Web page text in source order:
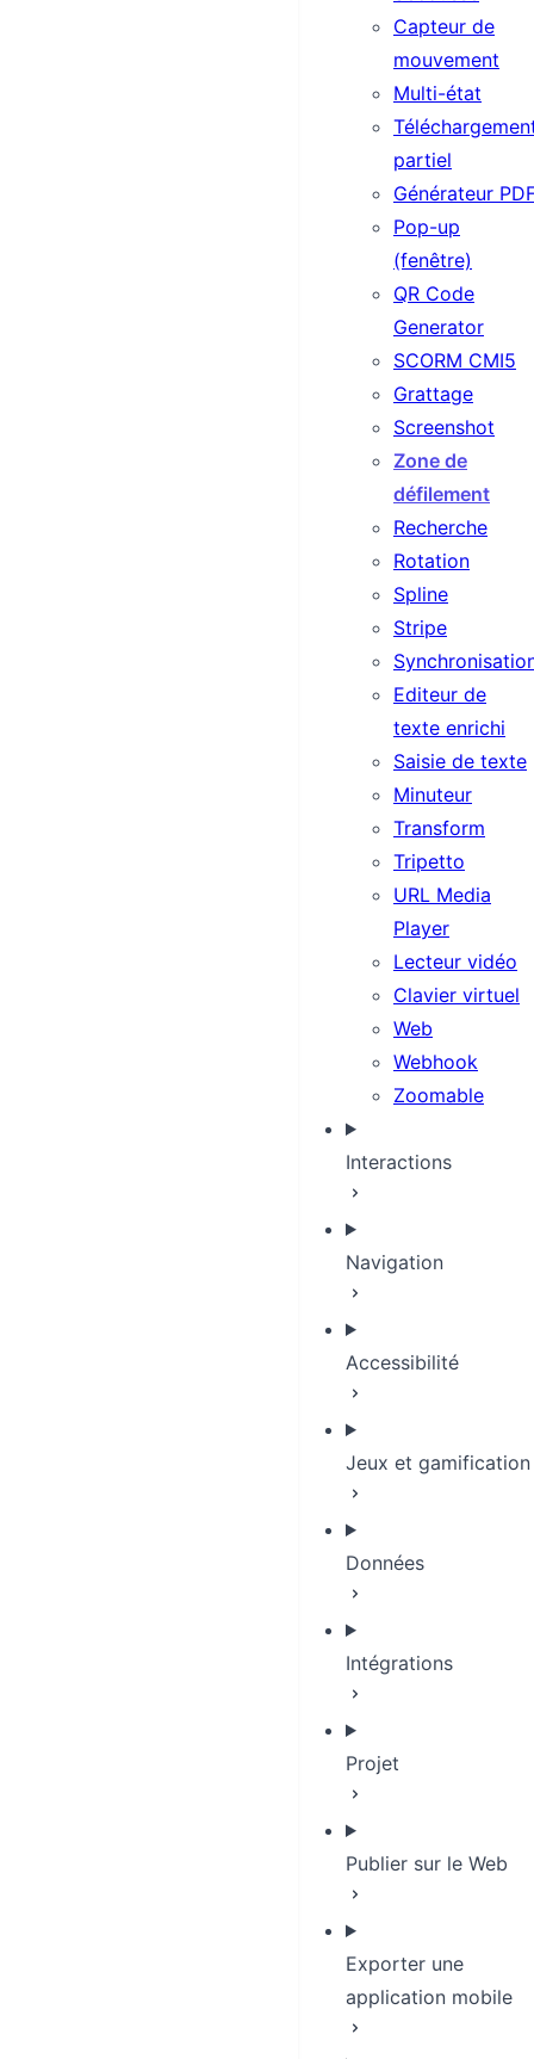
Capteur de
mouvement
Multi-état
partiel
Générateur
Pop-up
(fenêtre)
QR Code
Generator
SCORM CMI5
Grattage
Screenshot
Zone de
défilement
Recherche
Rotation
Spline
Stripe
Editeur de
texte enrichi
Saisie de texte
Minuteur
Transform
Tripetto
URL Media
Player
Lecteur vidéo
Clavier virtuel
Web
Webhook
Zoomable
Interactions
Navigation
Accessibilité
Jeux et gamification
Données
Intégrations
Projet
Publier sur le Web
Exporter une
application mobile